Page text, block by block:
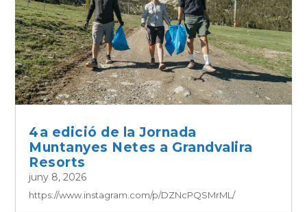
4a edició de la Jornada
Muntanyes Netes a Grandvalira
Resorts
juny 8, 2026
https://www.instagram.com/p/DZNcPQSMrML/